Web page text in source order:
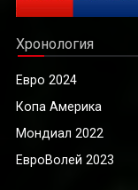
Хронология
Евро 2024
Копа Америка
Мондиал 2022
ЕвроВолей 2023